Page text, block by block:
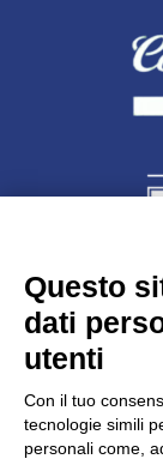
Largo
C.F.
Questo
dati
utenti
Con il tuo
tecnologie simili
personali come,